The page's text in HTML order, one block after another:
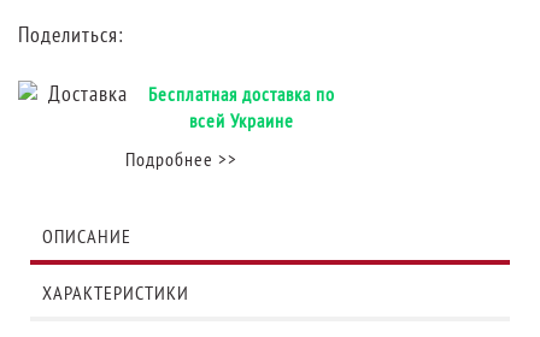
Поделиться:
Бесплатная доставка по
всей Украине
Подробнее >>
ОПИСАНИЕ
ХАРАКТЕРИСТИКИ